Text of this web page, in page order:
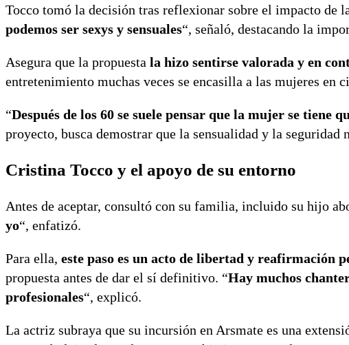
Tocco tomó la decisión tras reflexionar sobre el impacto de
podemos ser sexys y sensuales“, señaló, destacando la
Asegura que la propuesta la hizo sentirse valorada y en
entretenimiento muchas veces se encasilla a las mujeres
“Después de los 60 se suele pensar que la mujer se tiene
proyecto, busca demostrar que la sensualidad y la seguridad
Cristina Tocco y el apoyo de su entorno
Antes de aceptar, consultó con su familia, incluido su hijo
yo“, enfatizó.
Para ella, este paso es un acto de libertad y reafirmación
propuesta antes de dar el sí definitivo. “Hay muchos
profesionales“, explicó.
La actriz subraya que su incursión en Arsmate es una